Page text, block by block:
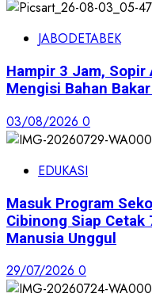
JABODETABEK
Hampir 3 Jam,
Mengisi Bahan
03/08/2026 0
EDUKASI
Masuk Program
Cibinong Siap Cetak
Manusia Unggul
29/07/2026 0